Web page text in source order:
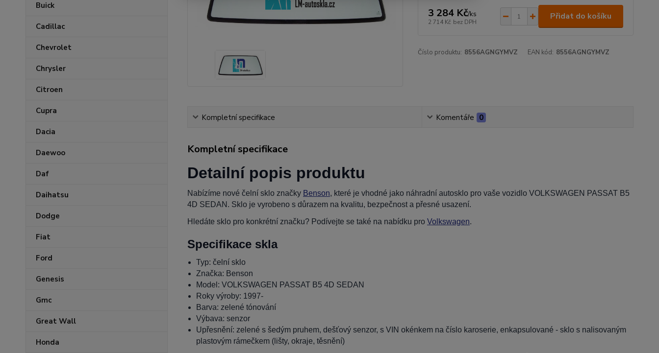
Buick
Cadillac
Chevrolet
Chrysler
Citroen
Cupra
Dacia
Daewoo
Daf
Daihatsu
Dodge
Fiat
Ford
Genesis
Gmc
Great Wall
Honda
3 284 Kč/ks
2 714 Kč bez DPH
Přidat do košíku
Číslo produktu: 8556AGNGYMVZ EAN kód: 8556AGNGYMVZ
Kompletní specifikace Komentáře 0
Kompletní specifikace
Detailní popis produktu
Nabízíme nové čelní sklo značky Benson, které je vhodné jako náhradní autosklo pro vaše vozidlo VOLKSWAGEN PASSAT B5
4D SEDAN. Sklo je vyrobeno s důrazem na kvalitu, bezpečnost a přesné usazení.
Hledáte sklo pro konkrétní značku? Podívejte se také na nabídku pro Volkswagen.
Specifikace skla
Typ: čelní sklo
Značka: Benson
Model: VOLKSWAGEN PASSAT B5 4D SEDAN
Roky výroby: 1997-
Barva: zelené tónování
Výbava: senzor
Upřesnění: zelené s šedým pruhem, dešťový senzor, s VIN okénkem na číslo karoserie, enkapsulované - sklo s nalisovaným
plastovým rámečkem (lišty, okraje, těsnění)